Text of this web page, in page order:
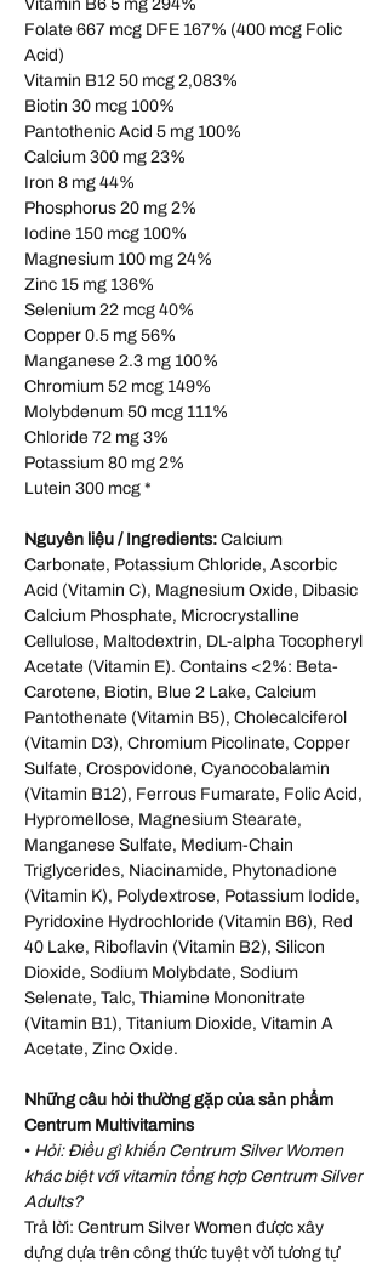
Vitamin B6 5 mg 294%
Folate 667 mcg DFE 167% (400 mcg Folic
Acid)
Vitamin B12 50 mcg 2,083%
Biotin 30 mcg 100%
Pantothenic Acid 5 mg 100%
Calcium 300 mg 23%
Iron 8 mg 44%
Phosphorus 20 mg 2%
Iodine 150 mcg 100%
Magnesium 100 mg 24%
Zinc 15 mg 136%
Selenium 22 mcg 40%
Copper 0.5 mg 56%
Manganese 2.3 mg 100%
Chromium 52 mcg 149%
Molybdenum 50 mcg 111%
Chloride 72 mg 3%
Potassium 80 mg 2%
Lutein 300 mcg *
Nguyên liệu / Ingredients: Calcium
Carbonate, Potassium Chloride, Ascorbic
Acid (Vitamin C), Magnesium Oxide, Dibasic
Calcium Phosphate, Microcrystalline
Cellulose, Maltodextrin, DL-alpha Tocopheryl
Acetate (Vitamin E). Contains <2%: Beta-
Carotene, Biotin, Blue 2 Lake, Calcium
Pantothenate (Vitamin B5), Cholecalciferol
(Vitamin D3), Chromium Picolinate, Copper
Sulfate, Crospovidone, Cyanocobalamin
(Vitamin B12), Ferrous Fumarate, Folic Acid,
Hypromellose, Magnesium Stearate,
Manganese Sulfate, Medium-Chain
Triglycerides, Niacinamide, Phytonadione
(Vitamin K), Polydextrose, Potassium Iodide,
Pyridoxine Hydrochloride (Vitamin B6), Red
40 Lake, Riboflavin (Vitamin B2), Silicon
Dioxide, Sodium Molybdate, Sodium
Selenate, Talc, Thiamine Mononitrate
(Vitamin B1), Titanium Dioxide, Vitamin A
Acetate, Zinc Oxide.
Những câu hỏi thường gặp của sản phẩm
Centrum Multivitamins
• Hỏi: Điều gì khiến Centrum Silver Women
khác biệt với vitamin tổng hợp Centrum Silver
Adults?
Trả lời: Centrum Silver Women được xây
dựng dựa trên công thức tuyệt vời tương tự